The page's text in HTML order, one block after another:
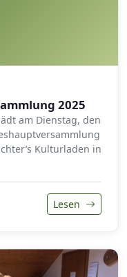
2025
am Dienstag, den
Kulturladen in
Lesen